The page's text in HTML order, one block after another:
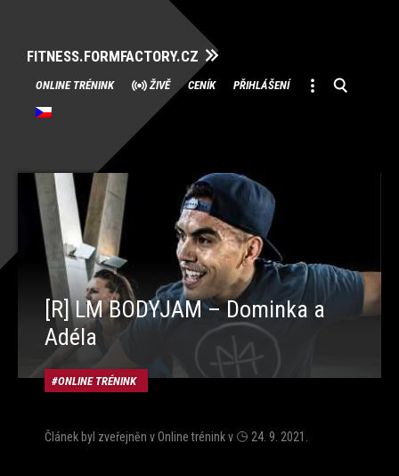
FITNESS.FORMFACTORY.CZ
Přeskočit
na
obsah
ONLINE TRÉNINK ŽIVĚ CENÍK PŘIHLÁŠENÍ
[R] LM BODYJAM – Dominka a
Adéla
ONLINE TRÉNINK
Článek byl zveřejněn vOnline tréninkv 24. 9. 2021